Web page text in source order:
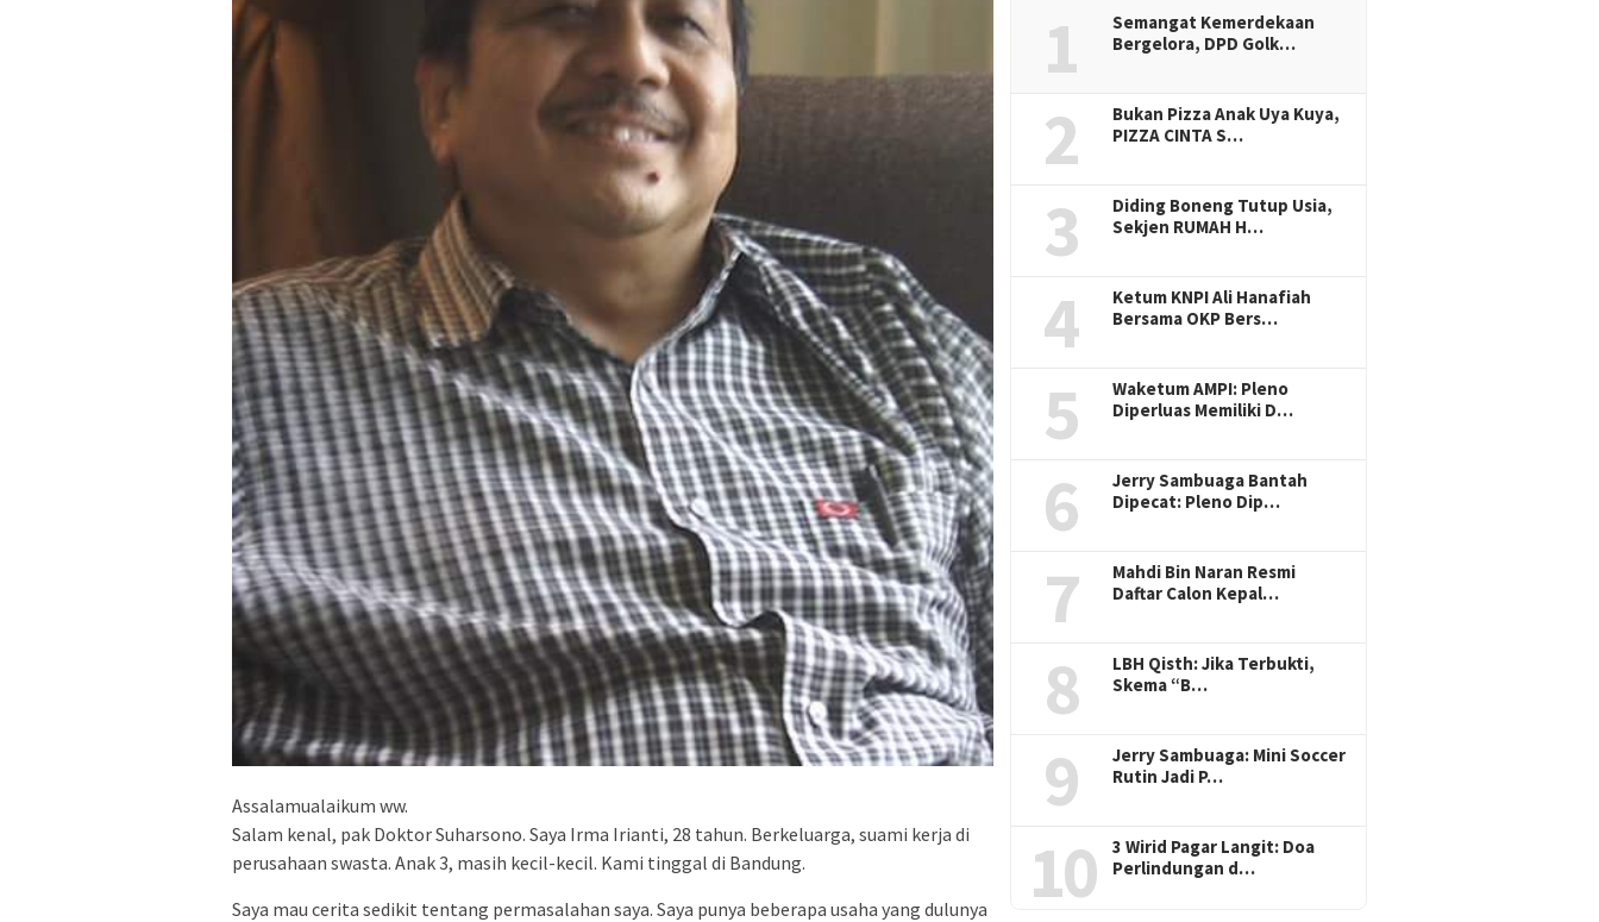
Assalamualaikum ww.
Salam kenal, pak Doktor Suharsono. Saya Irma Irianti, 28 tahun. Berkeluarga, suami kerja di
perusahaan swasta. Anak 3, masih kecil-kecil. Kami tinggal di Bandung.
Saya mau cerita sedikit tentang permasalahan saya. Saya punya beberapa usaha yang dulunya
1
Semangat Kemerdekaan
Bergelora, DPD Golk…
2
Bukan Pizza Anak Uya Kuya,
PIZZA CINTA S…
3
Diding Boneng Tutup Usia,
Sekjen RUMAH H…
4
Ketum KNPI Ali Hanafiah
Bersama OKP Bers…
5
Waketum AMPI: Pleno
Diperluas Memiliki D…
6
Jerry Sambuaga Bantah
Dipecat: Pleno Dip…
7
Mahdi Bin Naran Resmi
Daftar Calon Kepal…
8
LBH Qisth: Jika Terbukti,
Skema “B…
9
Jerry Sambuaga: Mini Soccer
Rutin Jadi P…
10
3 Wirid Pagar Langit: Doa
Perlindungan d…